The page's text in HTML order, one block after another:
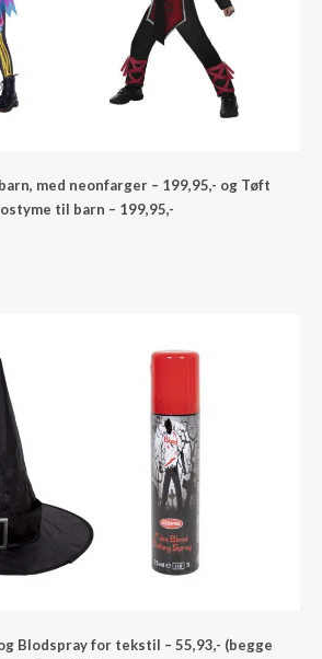
med neonfarger – 199,95,- og Tøft
til barn – 199,95,-
Blodspray for tekstil – 55,93,- (begge